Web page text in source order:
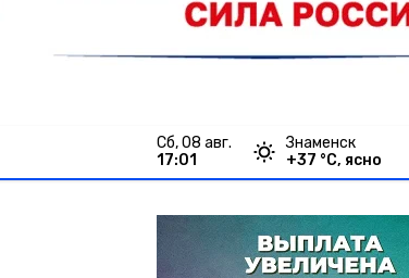
сб, 08 авг.
17:01
Знаменск
+37 °С, ясно